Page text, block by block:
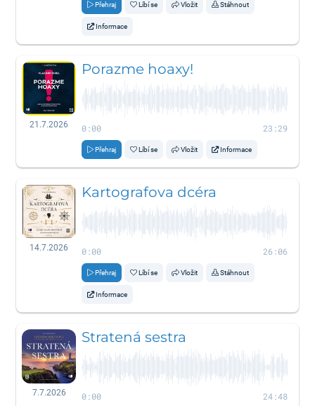
Přehraj Líbí se Vložit Stáhnout
Informace
21.7.2026
Porazme hoaxy!
0:00 23:29
Přehraj Líbí se Vložit Informace
14.7.2026
Kartografova dcéra
0:00 26:06
Přehraj Líbí se Vložit Stáhnout
Informace
7.7.2026
Stratená sestra
0:00 24:48